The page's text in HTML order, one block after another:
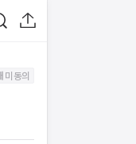
미동의